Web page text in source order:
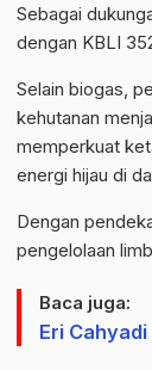
Sebagai
dengan KBLI
Selain biogas,
kehutanan
memperkuat
energi hijau di
Dengan
pengelolaan
Baca juga:
Eri